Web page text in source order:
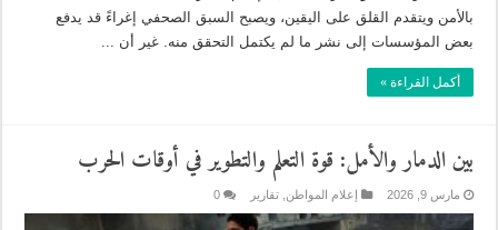
بالأمن ويتقدم القلق على اليقين، ويصبح السبق الصحفي إغراءً قد يدفع
بعض المؤسسات إلى نشر ما لم يكتمل التحقق منه. غير أن ...
أكمل القراءة »
بين الدمار والأمل: قوة التعلم والتطوير في أوقات الحرب
مارس 9, 2026 إعلام المواطن ,تقارير 0